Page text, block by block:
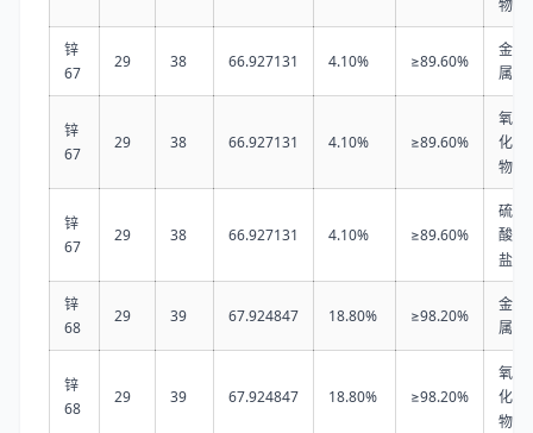
物
锌
67
29 38 66.927131 4.10% ≥89.60%
金
属
锌
67
29 38 66.927131 4.10% ≥89.60%
氧
化
物
锌
67
29 38 66.927131 4.10% ≥89.60%
硫
酸
盐
锌
68
29 39 67.924847 18.80% ≥98.20%
金
属
锌
68
29 39 67.924847 18.80% ≥98.20%
氧
化
物